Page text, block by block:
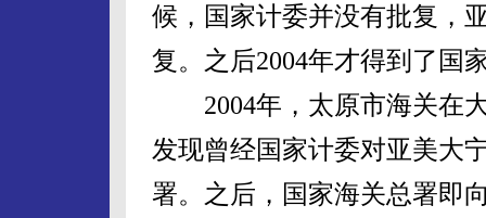
候，国家计委并没有批复，
复。之后2004年才得到了国
2004年，太原市海关在大
发现曾经国家计委对亚美大
署。之后，国家海关总署即